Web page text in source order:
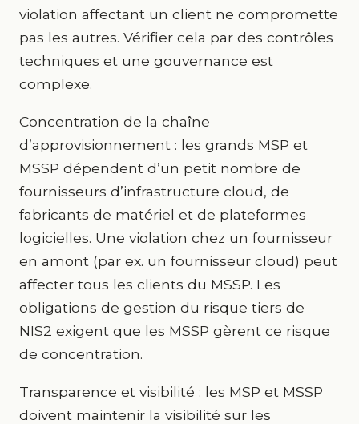
violation affectant un client ne compromette
pas les autres. Vérifier cela par des contrôles
techniques et une gouvernance est
complexe.
Concentration de la chaîne
d’approvisionnement : les grands MSP et
MSSP dépendent d’un petit nombre de
fournisseurs d’infrastructure cloud, de
fabricants de matériel et de plateformes
logicielles. Une violation chez un fournisseur
en amont (par ex. un fournisseur cloud) peut
affecter tous les clients du MSSP. Les
obligations de gestion du risque tiers de
NIS2 exigent que les MSSP gèrent ce risque
de concentration.
Transparence et visibilité : les MSP et MSSP
doivent maintenir la visibilité sur les